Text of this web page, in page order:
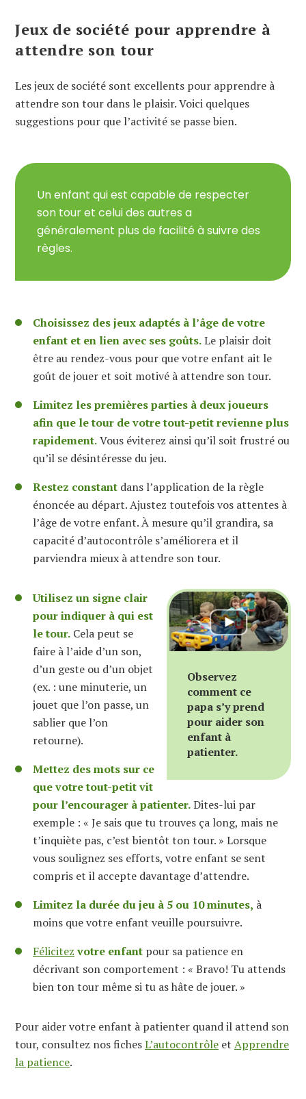
Jeux de société pour apprendre à
attendre son tour
Les jeux de société sont excellents pour apprendre à
attendre son tour dans le plaisir. Voici quelques
suggestions pour que l’activité se passe bien.
Un enfant qui est capable de respecter
son tour et celui des autres a
généralement plus de facilité à suivre des
règles.
Choisissez des jeux adaptés à l’âge de votre
enfant et en lien avec ses goûts.Le plaisir doit
être au rendez-vous pour que votre enfant ait le
goût de jouer et soit motivé à attendre son tour.
Limitez les premières parties à deux joueurs
afin que le tour de votre tout-petit revienne plus
rapidement.Vous éviterez ainsi qu’il soit frustré ou
qu’il se désintéresse du jeu.
Restez constant dans l’application de la règle
énoncée au départ. Ajustez toutefois vos attentes à
l’âge de votre enfant. À mesure qu’il grandira, sa
capacité d’autocontrôle s’améliorera et il
parviendra mieux à attendre son tour.
Observez
comment ce
papa s’y prend
pour aider son
enfant à
patienter.
Utilisez un signe clair
pour indiquer à qui est
le tour. Cela peut se
faire à l’aide d’un son,
d’un geste ou d’un objet
(ex. : une minuterie, un
jouet que l’on passe, un
sablier que l’on
retourne).
Mettez des mots sur ce
que votre tout-petit vit
pour l’encourager à patienter.Dites-lui par
exemple : « Je sais que tu trouves ça long, mais ne
t’inquiète pas, c’est bientôt ton tour. » Lorsque
vous soulignez ses efforts, votre enfant se sent
compris et il accepte davantage d’attendre.
Limitez la durée du jeu à 5 ou 10 minutes, à
moins que votre enfant veuille poursuivre.
Félicitez votre enfant pour sa patience en
décrivant son comportement : « Bravo! Tu attends
bien ton tour même si tu as hâte de jouer. »
Pour aider votre enfant à patienter quand il attend son
tour, consultez nos fichesL’autocontrôle et Apprendre
la patience.